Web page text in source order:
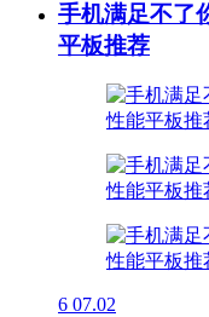
手机满足不了
平板推荐
6 07.02